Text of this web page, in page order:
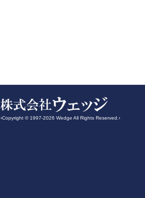
‹Copyright © 1997-2026 Wedge All Rights Reserved.›